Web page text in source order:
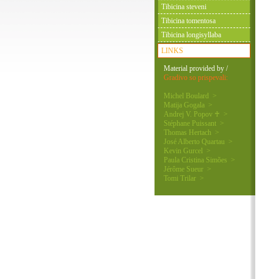
Tibicina steveni
Tibicina tomentosa
Tibicina longisyllaba
LINKS
Material provided by /
Gradivo so prispevali:
Michel Boulard >
Matija Gogala >
Andrej V. Popov ♰ >
Stéphane Puissant >
Thomas Hertach >
José Alberto Quartau >
Kevin Gurcel >
Paula Cristina Simões >
Jérôme Sueur >
Tomi Trilar >